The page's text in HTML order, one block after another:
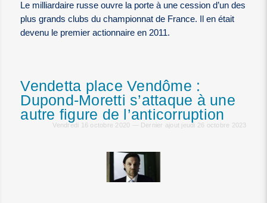
Le milliardaire russe ouvre la porte à une cession d’un des
plus grands clubs du championnat de France. Il en était
devenu le premier actionnaire en 2011.
Vendetta place Vendôme :
Dupond-Moretti s’attaque à une
autre figure de l’anticorruption
Vendredi 16 octobre 2020 — Dernier ajout jeudi 26 octobre 2023